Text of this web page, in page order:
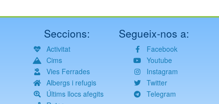
Seccions:
Activitat
Cims
Vies Ferrades
Albergs i refugis
Últims llocs afegits
Segueix-nos a:
Facebook
Youtube
Instagram
Twitter
Telegram